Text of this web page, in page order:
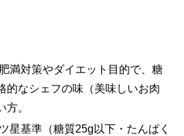
肥満対策やダイエット目的で、糖
的なシェフの味（美味しいお肉
方。
星基準（糖質25g以下・たんぱく